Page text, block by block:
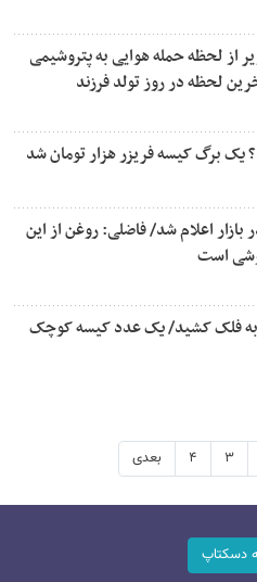
از لحظه حمله هوایی به پتروشیمی
لحظه در روز تولد فرزند
یک برگ کیسه فریزر هزار تومان شد
اعلام شد/ فاضلی: روغن از این
است
فلک کشید/ یک عدد کیسه کوچک
۳ ۴ بعدی
دسکتاپ